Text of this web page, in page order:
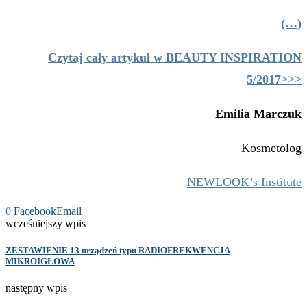
(…)
Czytaj cały artykuł w BEAUTY INSPIRATION
5/2017>>>
Emilia Marczuk
Kosmetolog
NEWLOOK’s Institute
0 FacebookEmail
wcześniejszy wpis
ZESTAWIENIE 13 urządzeń typu RADIOFREKWENCJA
MIKROIGŁOWA
następny wpis